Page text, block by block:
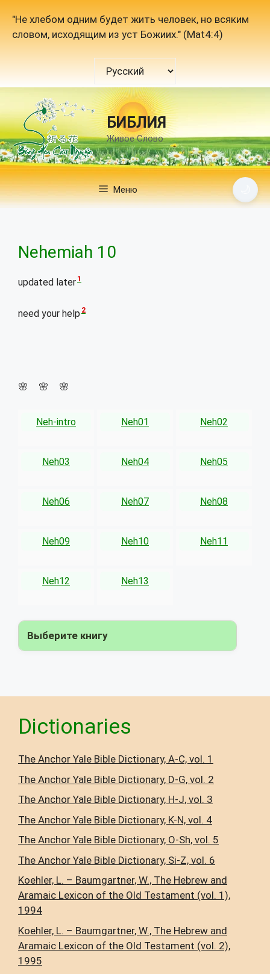
содержимому
"Не хлебом одним будет жить человек, но всяким
словом, исходящим из уст Божиих." (Mat4:4)
язык
БИБЛИЯ
Живое Слово
Меню
Nehemiah 10
updated later 1
need your help 2
🌸 🌸 🌸
Neh-intro Neh01 Neh02
Neh03 Neh04 Neh05
Neh06 Neh07 Neh08
Neh09 Neh10 Neh11
Neh12 Neh13
Выберите книгу
Dictionaries
The Anchor Yale Bible Dictionary, A-C, vol. 1
The Anchor Yale Bible Dictionary, D-G, vol. 2
The Anchor Yale Bible Dictionary, H-J, vol. 3
The Anchor Yale Bible Dictionary, K-N, vol. 4
The Anchor Yale Bible Dictionary, O-Sh, vol. 5
The Anchor Yale Bible Dictionary, Si-Z, vol. 6
Koehler, L. – Baumgartner, W., The Hebrew and
Aramaic Lexicon of the Old Testament (vol. 1),
1994
Koehler, L. – Baumgartner, W., The Hebrew and
Aramaic Lexicon of the Old Testament (vol. 2),
1995